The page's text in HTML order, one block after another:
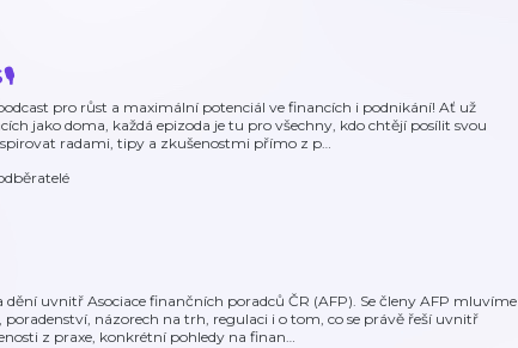
pro růst a maximální potenciál ve financích i podnikání! Ať už
jako doma, každá epizoda je tu pro všechny, kdo chtějí posílit svou
radami, tipy a zkušenostmi přímo z p…
dění uvnitř Asociace finančních poradců ČR (AFP). Se členy AFP mluvíme
názorech na trh, regulaci i o tom, co se právě řeší uvnitř
z praxe, konkrétní pohledy na finan…